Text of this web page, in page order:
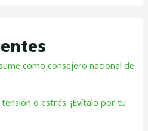
como consejero nacional de
o estrés: ¡Evítalo por tu